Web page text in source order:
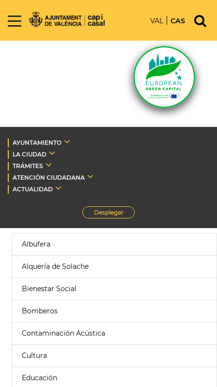
VAL CAS
AYUNTAMIENTO
LA CIUDAD
TRÁMITES
ATENCIÓN CIUDADANA
ACTUALIDAD
Desplegar
Albufera
Alquería de Solache
Bienestar Social
Bomberos
Contaminación Acústica
Cultura
Educación